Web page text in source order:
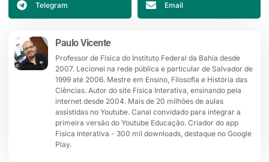
Telegram Email
Paulo Vicente
Professor de Física do Instituto Federal da Bahia desde
2007. Lecionei na rede pública e particular de Salvador de
1999 até 2006. Mestre em Ensino, Filosofia e História das
Ciências. Autor do site Física Interativa, ensinando pela
internet desde 2004. Mais de 20 milhões de aulas
assistidas no Youtube. Canal convidado para integrar a
primeira versão do Youtube Educação. Criador do app
Física Interativa - 300 mil downloads, destaque no Google
Play.